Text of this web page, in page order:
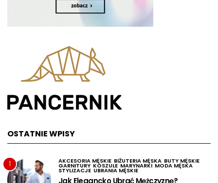
OSTATNIE WPISY
1 AKCESORIA MĘSKIE BIŻUTERIA MĘSKA BUTY MĘSKIE
GARNITURY KOSZULE MARYNARKI MODA MĘSKA
STYLIZACJE UBRANIA MĘSKIE
Jak Elegancko Ubrać Mężczyznę?